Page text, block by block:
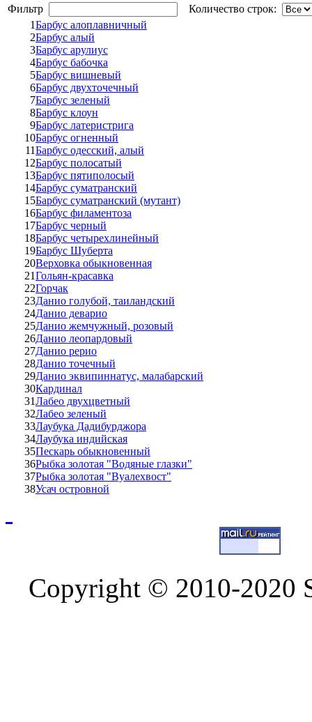
Фильтр
Количество строк:
1Барбус алоплавничный
2Барбус алый
3Барбус арулиус
4Барбус бабочка
5Барбус вишневый
6Барбус двухточечный
7Барбус зеленый
8Барбус клоун
9Барбус латеристрига
10Барбус огненный
11Барбус одесский, алый
12Барбус полосатый
13Барбус пятиполосый
14Барбус суматранский
15Барбус суматранский (мутант)
16Барбус филаментоза
17Барбус черный
18Барбус четырехлинейный
19Барбус Шуберта
20Верховка обыкновенная
21Гольян-красавка
22Горчак
23Данио голубой, таиландский
24Данио деварио
25Данио жемчужный, розовый
26Данио леопардовый
27Данио рерио
28Данио точечный
29Данио эквипиннатус, малабарский
30Кардинал
31Лабео двухцветный
32Лабео зеленый
33Лаубука Дадибурджора
34Лаубука индийская
35Пескарь обыкновенный
36Рыбка золотая "Водяные глазки"
37Рыбка золотая "Вуалехвост"
38Усач островной
Copyright © 2010-2020